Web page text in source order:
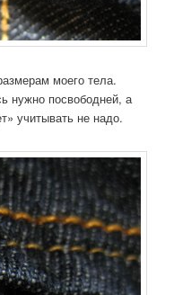
моего тела.
нужно посвободней, а
учитывать не надо.